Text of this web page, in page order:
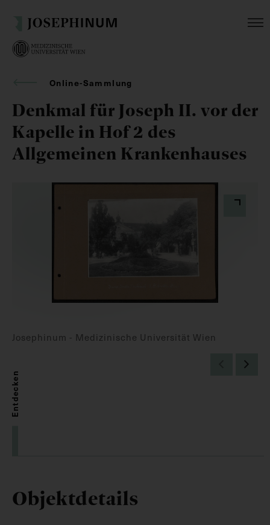
Online-Sammlung
Denkmal für Joseph II. vor der
Kapelle in Hof 2 des
Allgemeinen Krankenhauses
Josephinum - Medizinische Universität Wien
Entdecken
Objektdetails